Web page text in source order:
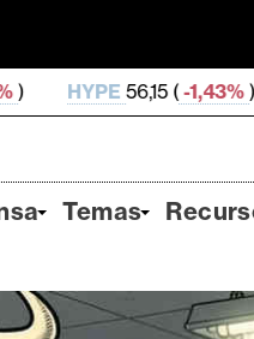
(-1,43%) DOGE
Temas